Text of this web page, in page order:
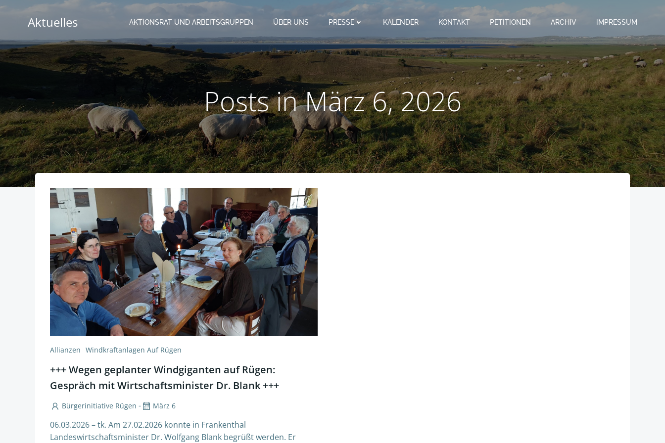
Zum
springenAktuelles AKTIONSRAT UND ARBEITSGRUPPEN ÜBER UNS PRESSE KALENDER KONTAKT PETITIONEN ARCHIV IMPRESSUM
Posts in März 6, 2026
Allianzen Windkraftanlagen Auf Rügen
+++ Wegen geplanter Windgiganten auf Rügen:
Gespräch mit Wirtschaftsminister Dr. Blank +++
Bürgerinitiative Rügen - März 6
06.03.2026 – tk. Am 27.02.2026 konnte in Frankenthal
Landeswirtschaftsminister Dr. Wolfgang Blank begrüßt werden. Er